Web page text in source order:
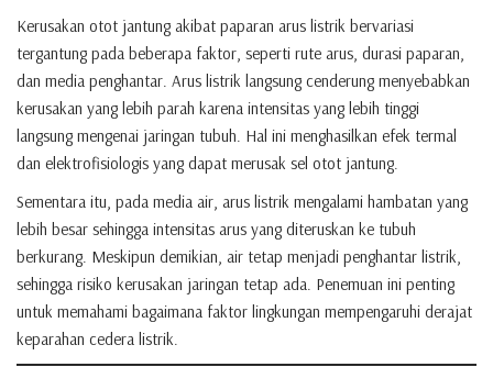
Kerusakan otot jantung akibat paparan arus listrik bervariasi
tergantung pada beberapa faktor, seperti rute arus, durasi paparan,
dan media penghantar. Arus listrik langsung cenderung menyebabkan
kerusakan yang lebih parah karena intensitas yang lebih tinggi
langsung mengenai jaringan tubuh. Hal ini menghasilkan efek termal
dan elektrofisiologis yang dapat merusak sel otot jantung.
Sementara itu, pada media air, arus listrik mengalami hambatan yang
lebih besar sehingga intensitas arus yang diteruskan ke tubuh
berkurang. Meskipun demikian, air tetap menjadi penghantar listrik,
sehingga risiko kerusakan jaringan tetap ada. Penemuan ini penting
untuk memahami bagaimana faktor lingkungan mempengaruhi derajat
keparahan cedera listrik.